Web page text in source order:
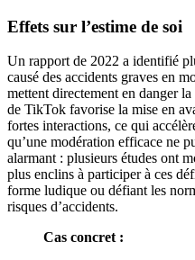
Effets sur l’estime de soi
Un rapport de 2022 a identifié
causé des accidents graves en
mettent directement en danger
de TikTok favorise la mise en
fortes interactions, ce qui
qu’une modération efficace ne
alarmant : plusieurs études ont
plus enclins à participer à ces
forme ludique ou défiant les
risques d’accidents.
Cas concret :